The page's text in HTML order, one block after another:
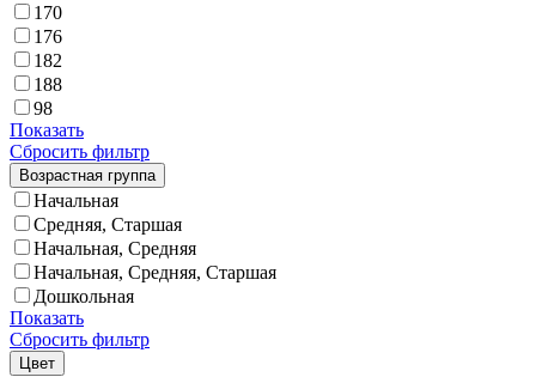
170
176
182
188
98
Показать
Сбросить фильтр
Возрастная группа
Начальная
Средняя, Старшая
Начальная, Средняя
Начальная, Средняя, Старшая
Дошкольная
Показать
Сбросить фильтр
Цвет